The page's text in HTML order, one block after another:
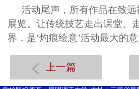
活动尾声，所有作品在致
展览。 让传统技艺走出课堂、
界，是‘灼痕绘意’活动最大的意
上一篇